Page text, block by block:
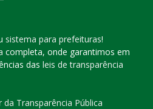
sistema para prefeituras!
completa, onde garantimos em
das leis de transparência
da Transparência Pública